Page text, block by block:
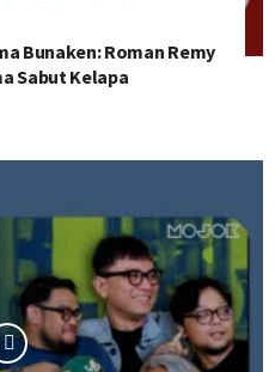
Bunaken: Roman Remy
Sabut Kelapa